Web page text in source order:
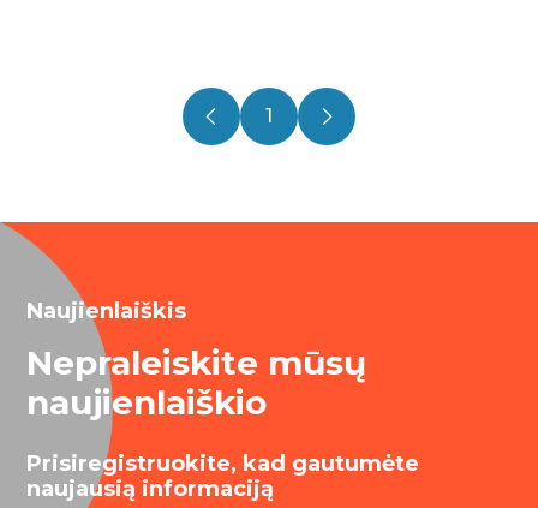
1
Naujienlaiškis
Nepraleiskite mūsų
naujienlaiškio
Prisiregistruokite, kad gautumėte
naujausią informaciją